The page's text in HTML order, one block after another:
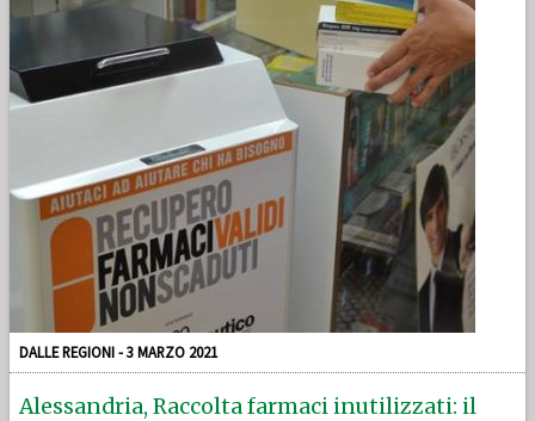
DALLE REGIONI - 3 MARZO 2021
Alessandria, Raccolta farmaci inutilizzati: il